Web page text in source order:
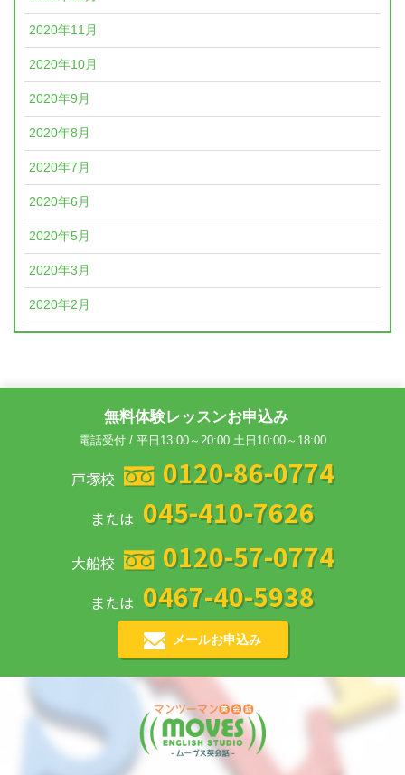
2020年11月
2020年10月
2020年9月
2020年8月
2020年7月
2020年6月
2020年5月
2020年3月
2020年2月
無料体験レッスンお申込み
電話受付 / 平日13:00～20:00 土日10:00～18:00
戸塚校 0120-86-0774
または 045-410-7626
大船校 0120-57-0774
または 0467-40-5938
メールお申込み